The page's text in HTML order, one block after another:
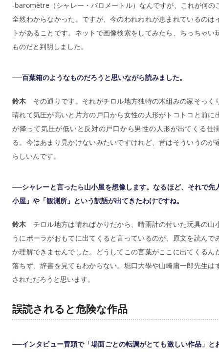
-baromètre（シャレー・バロメートル）なんですが、これが何の
全然わからなかった。ですが、今のわれわれが恵まれているのは
トがあることです。ネットで画像検索をしてみたら、ちっちゃい
ものだと判明しました。
──百葉箱のようなものだろうと思いながら読みました。
鈴木 その通りです。それがチロル地方独特の木組みの家そっく
晴れて気圧が高いと片方の戸口から女性の人形がトコトコと前に
が降って気圧が低いと反対の戸口から男性の人形が出てくる仕
る。今はあまり見かけないみたいですけれど、昔はそういうのが
らしいんです。
──シャレーと言ったら山小屋を想像します。なるほど、それで先
小屋」や「観測所」という訳語が出てきたわけですね。
鈴木 チロル地方は晴ればかりだから、晴雨計の付いた玩具の山
うにポーラがおもてに出てくると言っているのが、原文を読んで
か理解できませんでした。どうしてこの言葉がここに出てくるん
落ちず、辞書を見てもわからない。堀口大學や山崎庸一郎先生は
されただろうと思います。
誤読されると危険な作品
──インタビュー冒頭で「場面ごとの転調がとても激しい作品」と